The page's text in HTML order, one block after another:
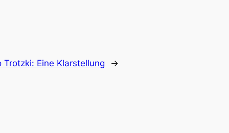
Trotzki: Eine Klarstellung →